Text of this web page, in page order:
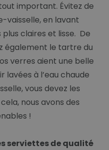
important. Évitez de
vaisselle, en lavant
claires et lisse. De
également le tartre du
verres aient une belle
à l’eau chaude
vous devez les
nous avons des
!
serviettes de qualité